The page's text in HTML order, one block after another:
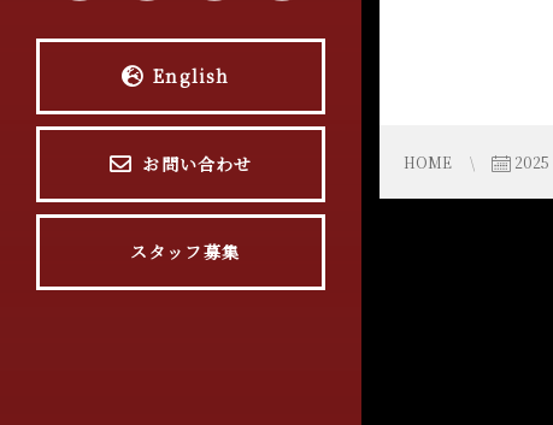
English
お問い合わせ
スタッフ募集
HOME 2025